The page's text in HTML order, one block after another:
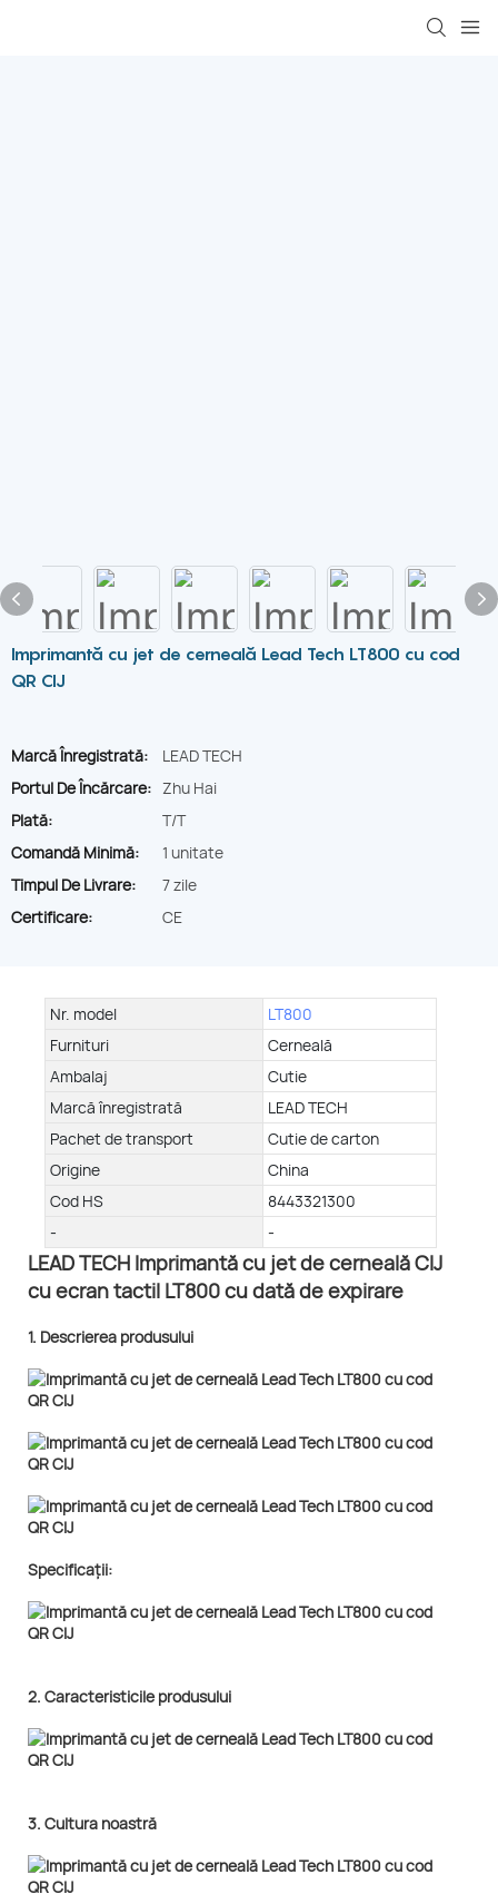
Imprimantă cu jet de cerneală Lead Tech LT800 cu cod
QR CIJ
Marcă Înregistrată:
LEAD TECH
Portul De Încărcare: Zhu Hai
Plată:
T/T
Comandă Minimă:
1 unitate
Timpul De Livrare:
7 zile
Certificare:
CE
Nr. model
LT800
Furnituri
Cerneală
Ambalaj
Cutie
Marcă înregistrată
LEAD TECH
Pachet de transport
Cutie de carton
Origine
China
Cod HS
8443321300
-
-
LEAD TECH Imprimantă cu jet de cerneală CIJ
cu ecran tactil LT800 cu dată de expirare
1. Descrierea produsului
Specificații:
2. Caracteristicile produsului
3. Cultura noastră